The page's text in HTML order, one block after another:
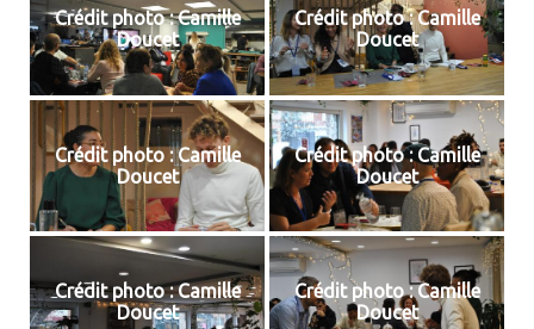
Crédit photo : Camille
Doucet
Crédit photo : Camille
Doucet
Crédit photo : Camille
Doucet
Crédit photo : Camille
Doucet
Crédit photo : Camille
Doucet
Crédit photo : Camille
Doucet